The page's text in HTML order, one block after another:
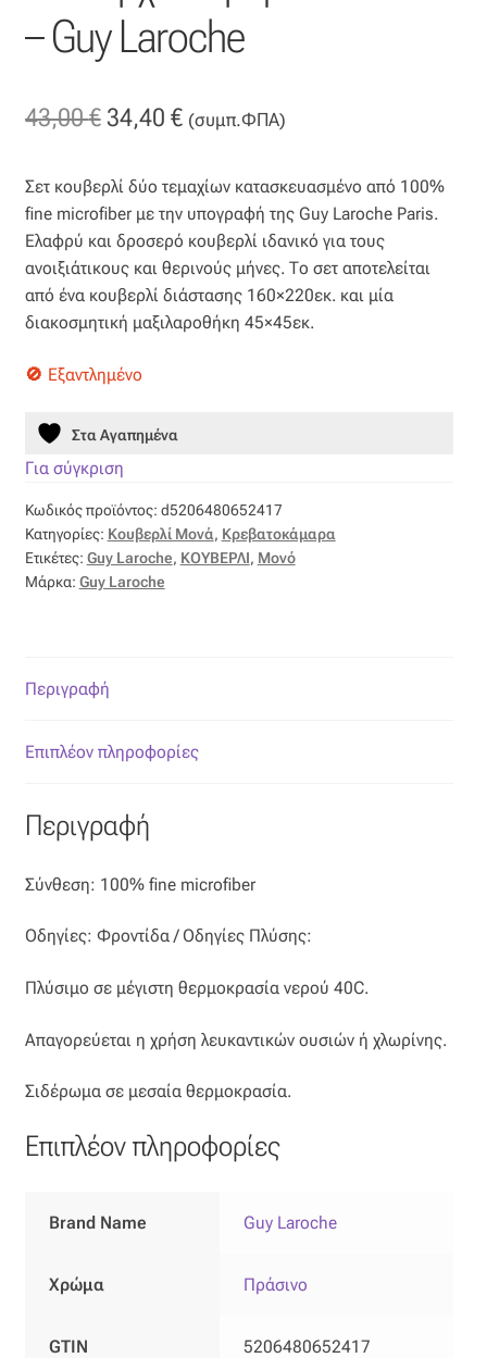
Όροι Χρήσης
Ραντεβού
Ταμείο
– Guy Laroche
43,00€ Original
was:
43,00 €.
34,40 €Η
τιμή
είναι:
34,40 €.
(συμπ.ΦΠΑ)
Σετ κουβερλί δύο τεμαχίων κατασκευασμένο από 100%
fine microfiber με την υπογραφή της Guy Laroche Paris.
Ελαφρύ και δροσερό κουβερλί ιδανικό για τους
ανοιξιάτικους και θερινούς μήνες. Το σετ αποτελείται
από ένα κουβερλί διάστασης 160×220εκ. και μία
διακοσμητική μαξιλαροθήκη 45×45εκ.
Εξαντλημένο
Στα Αγαπημένα
Για σύγκριση
Κωδικός προϊόντος: d5206480652417
Κατηγορίες: Κουβερλί Μονά, Κρεβατοκάμαρα
Ετικέτες: Guy Laroche, ΚΟΥΒΕΡΛΙ, Μονό
Μάρκα: Guy Laroche
Περιγραφή
Επιπλέον πληροφορίες
Περιγραφή
Σύνθεση: 100% fine microfiber
Οδηγίες: Φροντίδα / Οδηγίες Πλύσης:
Πλύσιμο σε μέγιστη θερμοκρασία νερού 40C.
Απαγορεύεται η χρήση λευκαντικών ουσιών ή χλωρίνης.
Σιδέρωμα σε μεσαία θερμοκρασία.
Επιπλέον πληροφορίες
Brand Name Guy Laroche
Χρώμα Πράσινο
GTIN 5206480652417